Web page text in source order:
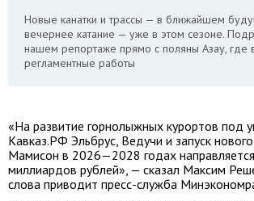
Новые канатки и трассы — в ближайшем
вечернее катание — уже в этом сезоне.
нашем репортаже прямо с поляны Азау, где
регламентные работы
«На развитие горнолыжных курортов под
Кавказ.РФ Эльбрус, Ведучи и запуск
Мамисон в 2026—2028 годах
миллиардов рублей», — сказал Максим
слова приводит пресс-служба